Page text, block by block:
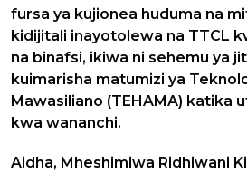
fursa ya kujionea huduma na
kidijitali inayotolewa na TTCL
na binafsi, ikiwa ni sehemu ya
kuimarisha matumizi ya
Mawasiliano (TEHAMA) katika
kwa wananchi.
Aidha, Mheshimiwa Ridhiwani